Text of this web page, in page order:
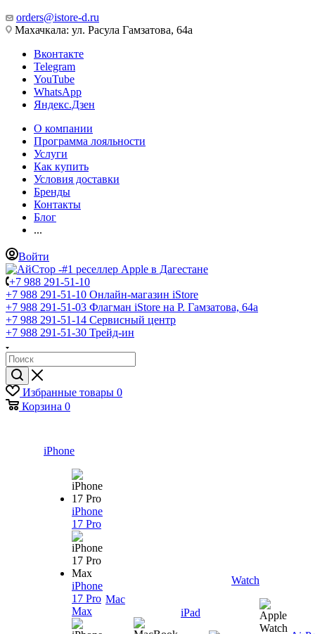
orders@istore-d.ru
Махачкала: ул. Расула Гамзатова, 64а
Вконтакте
Telegram
YouTube
WhatsApp
Яндекс.Дзен
О компании
Программа лояльности
Услуги
Как купить
Условия доставки
Бренды
Контакты
Блог
...
Войти
+7 988 291-51-10
+7 988 291-51-10 Онлайн-магазин iStore
+7 988 291-51-03 Флагман iStore на Р. Гамзатова, 64а
+7 988 291-51-14 Сервисный центр
+7 988 291-51-30 Трейд-ин
Избранные товары 0
Корзина 0
iPhone
iPhone
17 Pro
iPhone
17 Pro
Max
Mac
iPad
Watch